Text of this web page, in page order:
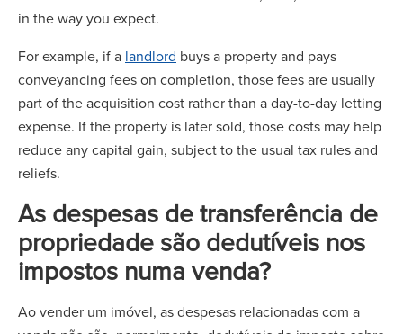
in the way you expect.
For example, if a landlord buys a property and pays
conveyancing fees on completion, those fees are usually
part of the acquisition cost rather than a day-to-day letting
expense. If the property is later sold, those costs may help
reduce any capital gain, subject to the usual tax rules and
reliefs.
As despesas de transferência de
propriedade são dedutíveis nos
impostos numa venda?
Ao vender um imóvel, as despesas relacionadas com a